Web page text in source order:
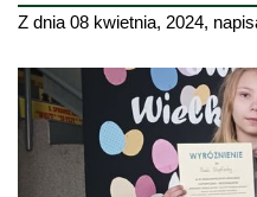
Z dnia 08 kwietnia, 2024,